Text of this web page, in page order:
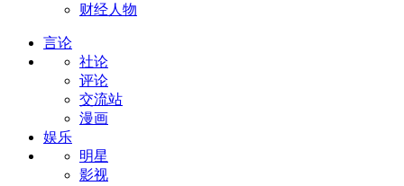
财经人物
言论
社论
评论
交流站
漫画
娱乐
明星
影视